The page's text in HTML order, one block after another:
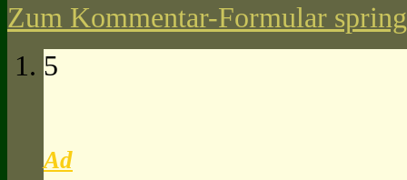
Zum Kommentar-Formular
5
Ad